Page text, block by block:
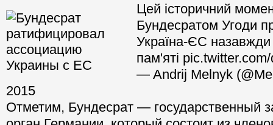
Цей історичний
Бундесратом Угоди
Україна-ЄС
пам'яті
— Andrij Melnyk
2015
Отметим, Бундесрат — государственный